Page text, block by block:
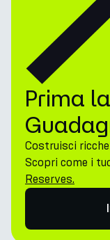
Prima
Costruisci
Scopri come i
Reserves.